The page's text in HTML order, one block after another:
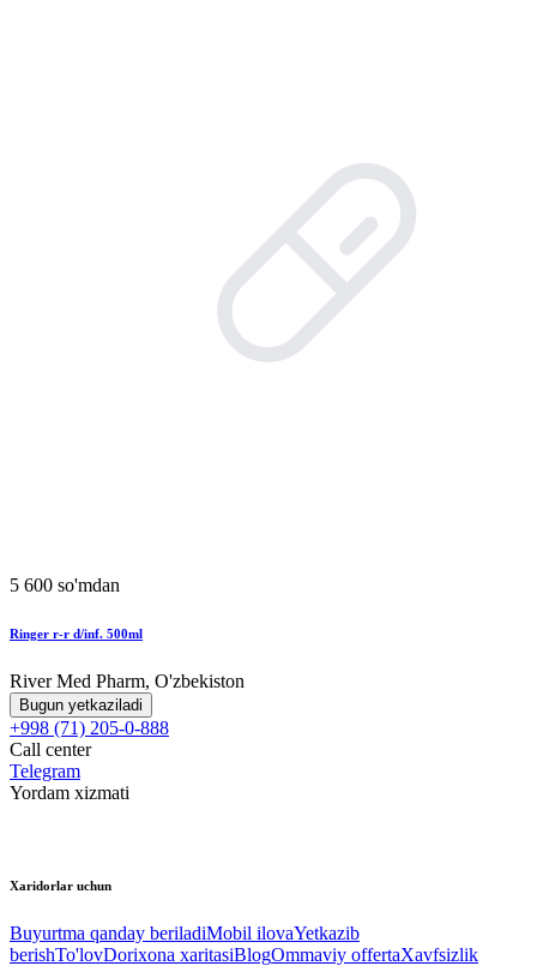
5 600 so'mdan
Ringer r-r d/inf. 500ml
River Med Pharm, O'zbekiston
Bugun yetkaziladi
+998 (71) 205-0-888
Call center
Telegram
Yordam xizmati
Xaridorlar uchun
Buyurtma qanday beriladiMobil ilovaYetkazib
berishTo'lovDorixona xaritasiBlogOmmaviy offertaXavfsizlik